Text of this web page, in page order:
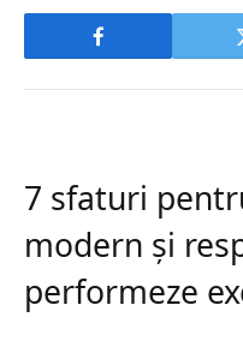
7 sfaturi
modern și
performeze